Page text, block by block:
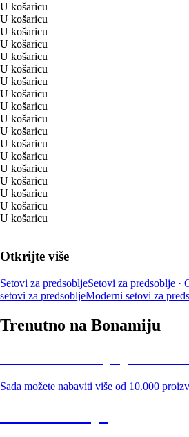
U košaricu
U košaricu
U košaricu
U košaricu
U košaricu
U košaricu
U košaricu
U košaricu
U košaricu
U košaricu
U košaricu
U košaricu
U košaricu
U košaricu
U košaricu
U košaricu
U košaricu
U košaricu
Otkrijte više
Setovi za predsobljeSetovi za predsoblje ·
setovi za predsobljeModerni setovi za
Trenutno na Bonamiju
Sada možete nabaviti više od 10.000